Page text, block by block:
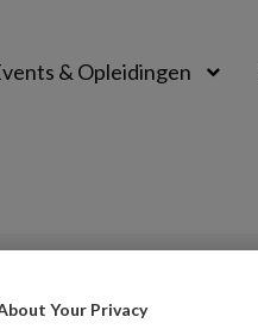
& Opleidingen
Your Privacy